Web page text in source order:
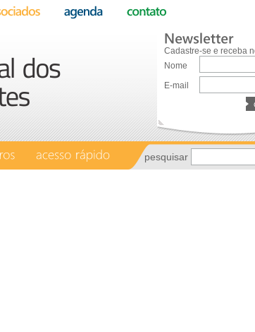
Cadastre-se e receba
Nome
E-mail
pesquisar